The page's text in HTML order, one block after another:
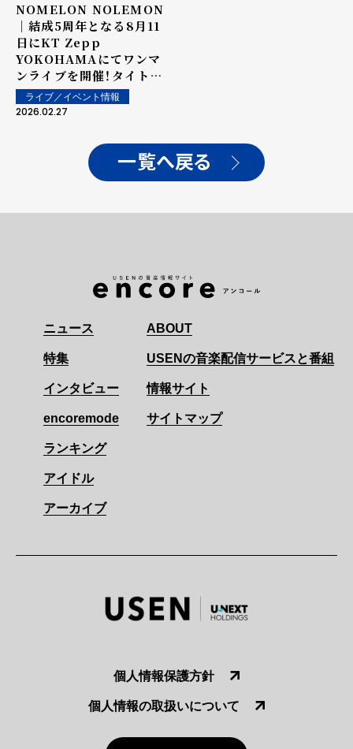
NOMELON NOLEMON
｜結成5周年となる8月11
日にKT Zepp
YOKOHAMAにてワンマ
ンライブを開催！タイトル
は"DOCUMENTARIUM
2026"に決定！
ライブ／イベント情報
2026.02.27
一覧へ戻る
ニュース
特集
インタビュー
encoremode
ランキング
アイドル
アーカイブ
ABOUT
USENの音楽配信サービスと番組
情報サイト
サイトマップ
個人情報保護方針
個人情報の取扱いについて